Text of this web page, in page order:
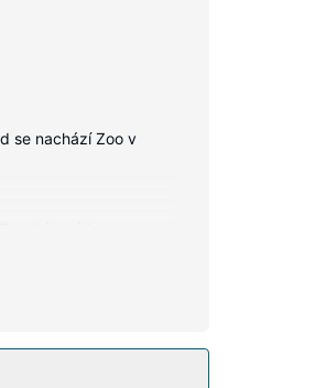
se nachází Zoo v
vestavěný trezor,